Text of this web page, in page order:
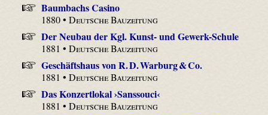
Baumbachs Casino
1880 •Deutsche Bauzeitung
Der Neubau der Kgl. Kunst- und Gewerk-Schule
1881 •Deutsche Bauzeitung
Geschäftshaus von R. D. Warburg & Co.
1881 •Deutsche Bauzeitung
Das Konzertlokal ›Sanssouci‹
1881 •Deutsche Bauzeitung